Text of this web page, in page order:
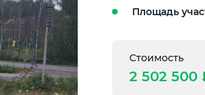
Площадь
Стоимость
2 502 500